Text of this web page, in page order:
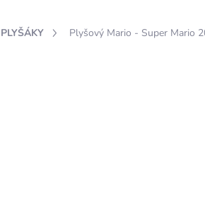
PLYŠÁKY Plyšový Mario - Super Mario